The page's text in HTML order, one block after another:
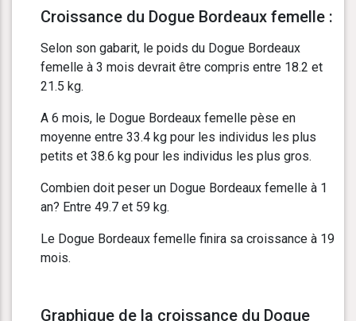
Croissance du Dogue Bordeaux femelle :
Selon son gabarit, le poids du Dogue Bordeaux
femelle à 3 mois devrait être compris entre 18.2 et
21.5 kg.
A 6 mois, le Dogue Bordeaux femelle pèse en
moyenne entre 33.4 kg pour les individus les plus
petits et 38.6 kg pour les individus les plus gros.
Combien doit peser un Dogue Bordeaux femelle à 1
an? Entre 49.7 et 59 kg.
Le Dogue Bordeaux femelle finira sa croissance à 19
mois.
Graphique de la croissance du Dogue